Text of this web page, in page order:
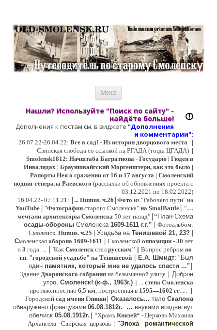
открытки, карты …
Меню
Нашли? Используйте "Поиск по сайту" -
найдёте больше!
Дополнения к постам см. в виджете "Дополнения
и комментарии":
26.07.22-26.04.22: Все в сад! - Из истории дворцового места
|
Свинская слобода со ссылкой на РГАДА (тогда ЦГАДА) |
Smolensk1812: Начштаба Багратиона - Государю | Гюден в
Инвалидах | Брауншвайгский Моргенштерн, как это было |
Рапорты Нея о сражении от 16 и 17 августа | Смоленский
подвиг генерала Раевского (рассылки об обновлениях проекта с
03.12.2021 по 18.02.2022)
16.04.22- 07.11.21: |... Humus. ч.26 |Фото из "Рабочего пути" на
YouTube
"Фотографии старого Смоленска" на SmolBattle | “…
мечтали архитекторы Смоленска 50 лет назад” | “ План-Схема
осады-обороны Смоленска 1609-1611 г.г.”
Фотоальбом:
Смоленск. Humus. ч.25 | Усадьба на Тенишевой 21, 23?
Смоленская оборона 1609-1611 Смоленской оппозиции - 30 лет
и 3 года ... |"Как Смоленскстал русским" Вопрос ребром по
т.н. "городской усадьбе" на Тенишевой | Е.А. Шмидт: "Был
один памятник, который мне не удалось спасти ..." |
Здание Дворянского собрания на безымянной улице | Доброе
утро, Смоленск! (к-ф., 1963г.) | ... стена Смоленска
протяжённостью 6,5 км, построенная в 1595—1602 гг. ... |
Городской сад имени Глинки | Оказалось... тело Скалона
обнаружено французами 06.08.1812г. … внуками воздвигнут
обелиск 05.08.1912г. | “Храмъ Князей“ - Церковь Михаила
Архангела - Свирская церковь | "Эпохаромантической